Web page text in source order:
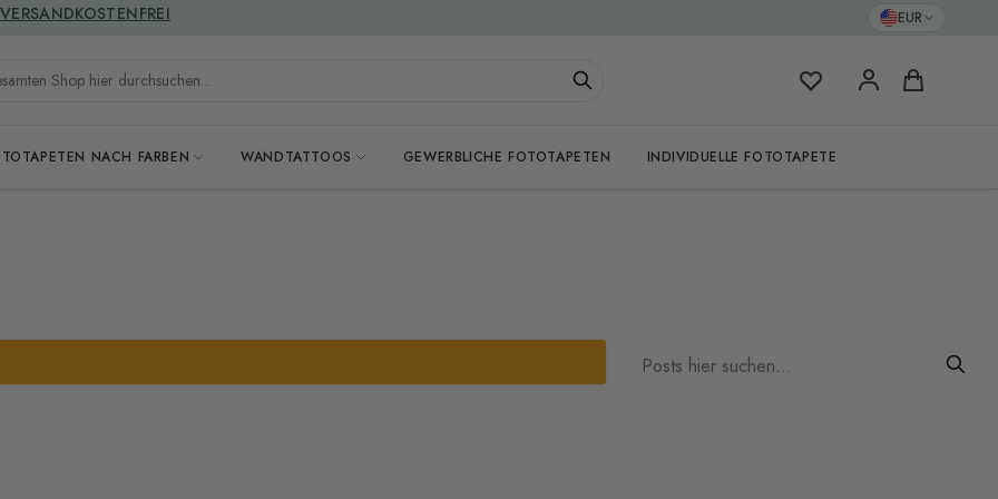
EUR
Shop hier durchsuchen... Meine FavoritenWarenkorb
NACH FARBEN WANDTATTOOS GEWERBLICHE FOTOTAPETEN INDIVIDUELLE FOTOTAPETE
VERSANDKOSTENFREI
GREENGUARD ZERTIFIZIERT